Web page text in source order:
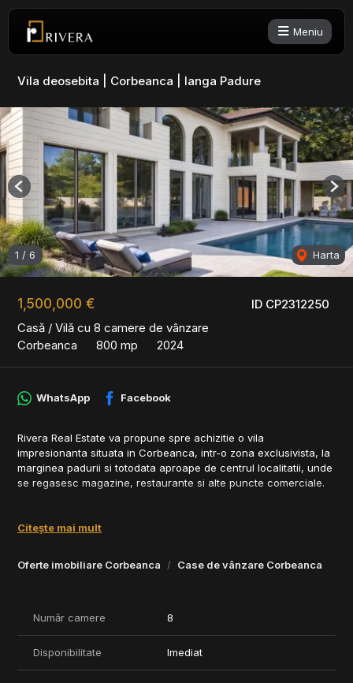
Meniu
Vila deosebita | Corbeanca | langa Padure
ID CP2312250
1,500,000 €
Casă / Vilă cu 8 camere de vânzare
Corbeanca
800 mp 2024
1 / 6 Harta
Previous
Oferte imobiliare Corbeanca Case de vânzare Corbeanca
WhatsApp Facebook
Rivera Real Estate va propune spre achizitie o vila
impresionanta situata in Corbeanca, intr-o zona exclusivista, la
marginea padurii si totodata aproape de centrul localitatii, unde
se regasesc magazine, restaurante si alte puncte comerciale.
• Suprafata utila: 800 mp
• Contra cost se poate finisa si se poate opta pentru piscina.
viitorului proprietar, acesta avand posibilitatea de personalizare
Pentru mai multe informatii si programarea unei vizionari, va
invitam sa ne contactati.
Citește mai mult
Număr camere 8
Disponibilitate Imediat